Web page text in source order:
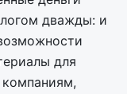
дважды: и
для